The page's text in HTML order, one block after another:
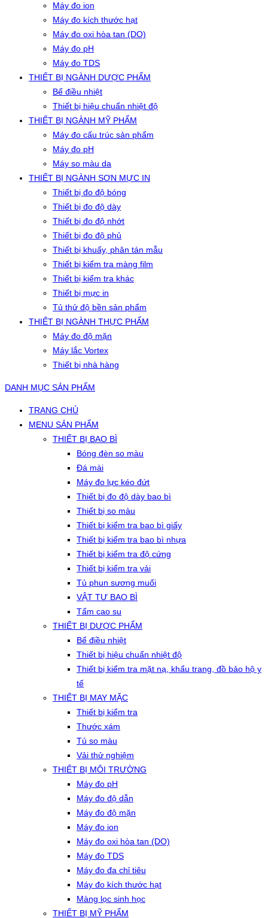
Máy đo ion
Máy đo kích thước hạt
Máy đo oxi hòa tan (DO)
Máy đo pH
Máy đo TDS
THIẾT BỊ NGÀNH DƯỢC PHẨM
Bể điều nhiệt
Thiết bị hiệu chuẩn nhiệt độ
THIẾT BỊ NGÀNH MỸ PHẨM
Máy đo cấu trúc sản phẩm
Máy đo pH
Máy so màu da
THIẾT BỊ NGÀNH SƠN MỰC IN
Thiết bị đo độ bóng
Thiết bị đo độ dày
Thiết bị đo độ nhớt
Thiết bị đo độ phủ
Thiết bị khuấy, phân tán mẫu
Thiết bị kiểm tra màng film
Thiết bị kiểm tra khác
Thiết bị mực in
Tủ thử độ bền sản phẩm
THIẾT BỊ NGÀNH THỰC PHẨM
Máy đo độ mặn
Máy lắc Vortex
Thiết bị nhà hàng
DANH MỤC SẢN PHẨM
TRANG CHỦ
MENU SẢN PHẨM
THIẾT BỊ BAO BÌ
Bóng đèn so màu
Đá mài
Máy đo lực kéo đứt
Thiết bị đo độ dày bao bì
Thiết bị so màu
Thiết bị kiểm tra bao bì giấy
Thiết bị kiểm tra bao bì nhựa
Thiết bị kiểm tra độ cứng
Thiết bị kiểm tra vải
Tủ phun sương muối
VẬT TƯ BAO BÌ
Tấm cao su
THIẾT BỊ DƯỢC PHẨM
Bể điều nhiệt
Thiết bị hiệu chuẩn nhiệt độ
Thiết bị kiểm tra mặt nạ, khẩu trang, đồ bảo hộ y
tế
THIẾT BỊ MAY MẶC
Thiết bị kiểm tra
Thước xám
Tủ so màu
Vải thử nghiệm
THIẾT BỊ MÔI TRƯỜNG
Máy đo pH
Máy đo độ dẫn
Máy đo độ mặn
Máy đo ion
Máy đo oxi hòa tan (DO)
Máy đo TDS
Máy đo đa chỉ tiêu
Máy đo kích thước hạt
Màng lọc sinh học
THIẾT BỊ MỸ PHẨM